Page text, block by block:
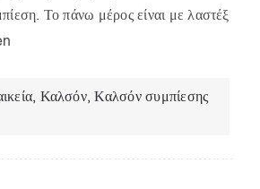
Το πάνω μέρος είναι με λαστέξ
, Καλσόν,Καλσόν συμπίεσης